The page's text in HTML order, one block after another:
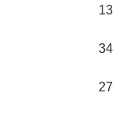
13
34
27